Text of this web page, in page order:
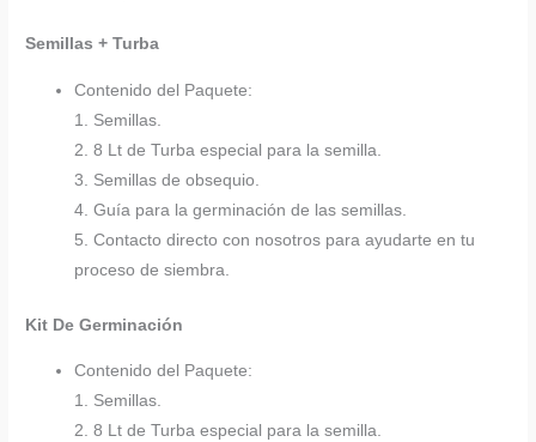
Semillas + Turba
Contenido del Paquete:
1. Semillas.
2. 8 Lt de Turba especial para la semilla.
3. Semillas de obsequio.
4. Guía para la germinación de las semillas.
5. Contacto directo con nosotros para ayudarte en tu
proceso de siembra.
Kit De Germinación
Contenido del Paquete:
1. Semillas.
2. 8 Lt de Turba especial para la semilla.